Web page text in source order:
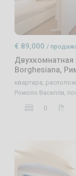
€ 89,000/
Двухкомнатная
Borghesiana,
квартира,
Ромоло Васелли,
0